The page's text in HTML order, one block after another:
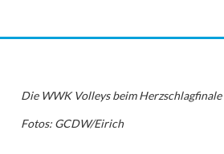
Die WWK Volleys beim
Fotos: GCDW/Eirich